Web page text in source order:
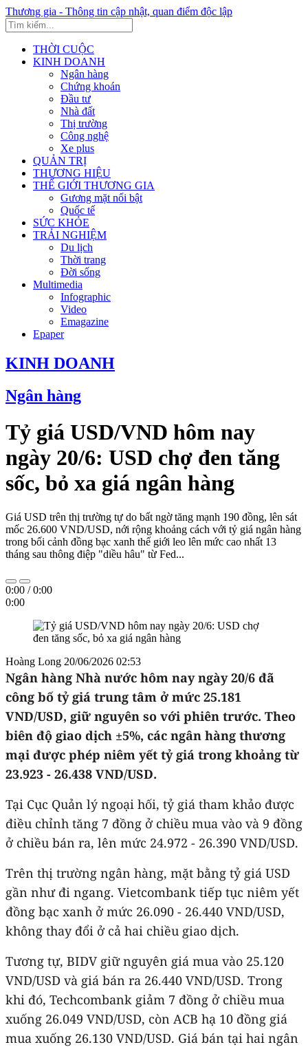
Thương gia - Thông tin cập nhật, quan điểm độc lập
THỜI CUỘC
KINH DOANH
Ngân hàng
Chứng khoán
Đầu tư
Nhà đất
Thị trường
Công nghệ
Xe plus
QUẢN TRỊ
THƯƠNG HIỆU
THẾ GIỚI THƯƠNG GIA
Gương mặt nổi bật
Quốc tế
SỨC KHỎE
TRẢI NGHIỆM
Du lịch
Thời trang
Đời sống
Multimedia
Infographic
Video
Emagazine
Epaper
KINH DOANH
Ngân hàng
Tỷ giá USD/VND hôm nay
ngày 20/6: USD chợ đen tăng
sốc, bỏ xa giá ngân hàng
Giá USD trên thị trường tự do bất ngờ tăng mạnh 190 đồng, lên sát
mốc 26.600 VND/USD, nới rộng khoảng cách với tỷ giá ngân hàng
trong bối cảnh đồng bạc xanh thế giới leo lên mức cao nhất 13
tháng sau thông điệp "diều hâu" từ Fed...
0:00 /0:00
0:00
Hoàng Long 20/06/2026 02:53
Ngân hàng Nhà nước hôm nay ngày 20/6 đã
công bố tỷ giá trung tâm ở mức 25.181
VND/USD, giữ nguyên so với phiên trước. Theo
biên độ giao dịch ±5%, các ngân hàng thương
mại được phép niêm yết tỷ giá trong khoảng từ
23.923 - 26.438 VND/USD.
Tại Cục Quản lý ngoại hối, tỷ giá tham khảo được
điều chỉnh tăng 7 đồng ở chiều mua vào và 9 đồng
ở chiều bán ra, lên mức 24.972 - 26.390 VND/USD.
Trên thị trường ngân hàng, mặt bằng tỷ giá USD
gần như đi ngang. Vietcombank tiếp tục niêm yết
đồng bạc xanh ở mức 26.090 - 26.440 VND/USD,
không thay đổi ở cả hai chiều giao dịch.
Tương tự, BIDV giữ nguyên giá mua vào 25.120
VND/USD và giá bán ra 26.440 VND/USD. Trong
khi đó, Techcombank giảm 7 đồng ở chiều mua
xuống 26.049 VND/USD, còn ACB hạ 10 đồng giá
mua xuống 26.130 VND/USD. Giá bán tại hai ngân